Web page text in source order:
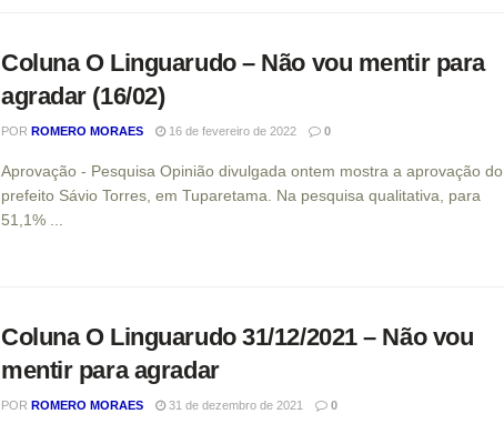
Coluna O Linguarudo – Não vou mentir para
agradar (16/02)
POR ROMERO MORAES 16 de fevereiro de 2022 0
Aprovação - Pesquisa Opinião divulgada ontem mostra a aprovação do
prefeito Sávio Torres, em Tuparetama. Na pesquisa qualitativa, para
51,1% ...
Coluna O Linguarudo 31/12/2021 – Não vou
mentir para agradar
POR ROMERO MORAES 31 de dezembro de 2021 0